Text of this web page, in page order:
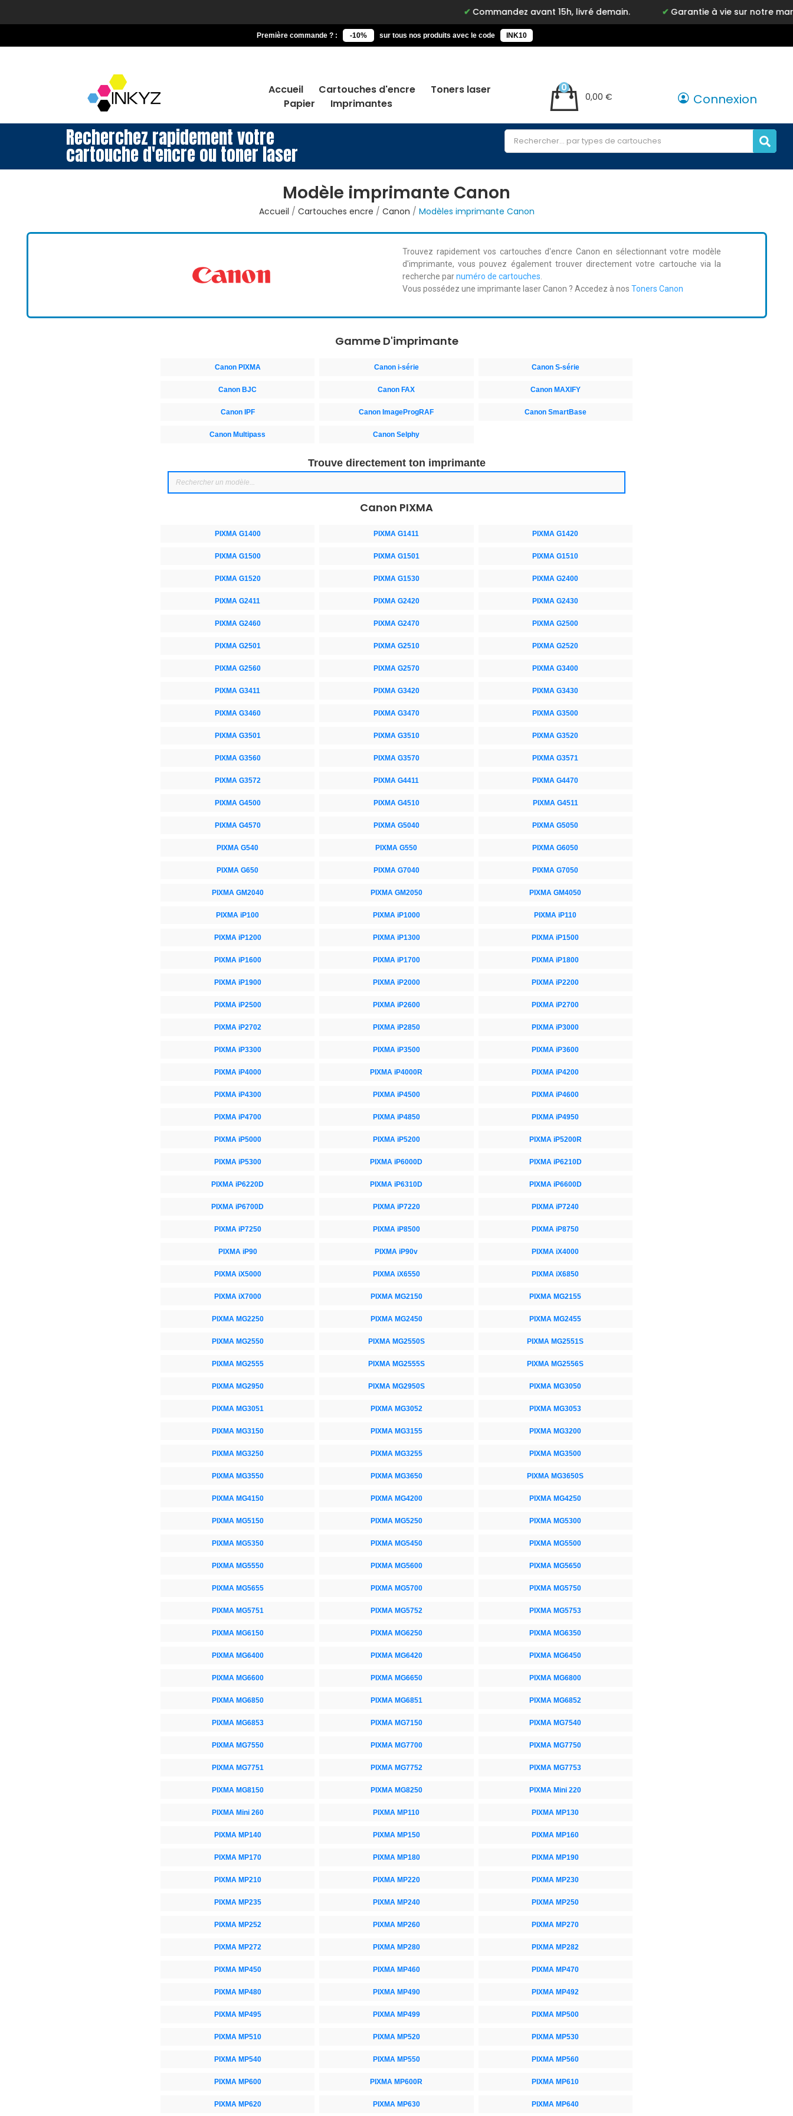
Commandez avant 15h, livré demain. Garantie à vie sur notre marque Inkyz
Première commande ? : -10% sur tous nos produits avec le code INK10
Accueil Cartouches d'encre
Toners laser
Papier
Imprimantes
0,00 €
0
Connexion
Recherchez rapidement votre
cartouche d'encre ou toner laser
Modèle imprimante Canon
Accueil Cartouches encre Canon Modèles imprimante Canon
Trouvez rapidement vos cartouches d'encre Canon en sélectionnant votre modèle
d'imprimante, vous pouvez également trouver directement votre cartouche via la
recherche parnuméro de cartouches
Vous possédez une imprimante laser Canon ? Accedez à nos Toners Canon
Gamme D'imprimante
Canon PIXMA Canon i-série Canon S-série
Canon BJC Canon FAX Canon MAXIFY
Canon IPF Canon ImageProgRAF Canon SmartBase
Canon Multipass Canon Selphy
Trouve directement ton imprimante
Canon PIXMA
PIXMA G1400 PIXMA G1411 PIXMA G1420
PIXMA G1500 PIXMA G1501 PIXMA G1510
PIXMA G1520 PIXMA G1530 PIXMA G2400
PIXMA G2411 PIXMA G2420 PIXMA G2430
PIXMA G2460 PIXMA G2470 PIXMA G2500
PIXMA G2501 PIXMA G2510 PIXMA G2520
PIXMA G2560 PIXMA G2570 PIXMA G3400
PIXMA G3411 PIXMA G3420 PIXMA G3430
PIXMA G3460 PIXMA G3470 PIXMA G3500
PIXMA G3501 PIXMA G3510 PIXMA G3520
PIXMA G3560 PIXMA G3570 PIXMA G3571
PIXMA G3572 PIXMA G4411 PIXMA G4470
PIXMA G4500 PIXMA G4510 PIXMA G4511
PIXMA G4570 PIXMA G5040 PIXMA G5050
PIXMA G540 PIXMA G550 PIXMA G6050
PIXMA G650 PIXMA G7040 PIXMA G7050
PIXMA GM2040 PIXMA GM2050 PIXMA GM4050
PIXMA iP100 PIXMA iP1000 PIXMA iP110
PIXMA iP1200 PIXMA iP1300 PIXMA iP1500
PIXMA iP1600 PIXMA iP1700 PIXMA iP1800
PIXMA iP1900 PIXMA iP2000 PIXMA iP2200
PIXMA iP2500 PIXMA iP2600 PIXMA iP2700
PIXMA iP2702 PIXMA iP2850 PIXMA iP3000
PIXMA iP3300 PIXMA iP3500 PIXMA iP3600
PIXMA iP4000 PIXMA iP4000R PIXMA iP4200
PIXMA iP4300 PIXMA iP4500 PIXMA iP4600
PIXMA iP4700 PIXMA iP4850 PIXMA iP4950
PIXMA iP5000 PIXMA iP5200 PIXMA iP5200R
PIXMA iP5300 PIXMA iP6000D PIXMA iP6210D
PIXMA iP6220D PIXMA iP6310D PIXMA iP6600D
PIXMA iP6700D PIXMA iP7220 PIXMA iP7240
PIXMA iP7250 PIXMA iP8500 PIXMA iP8750
PIXMA iP90 PIXMA iP90v PIXMA iX4000
PIXMA iX5000 PIXMA iX6550 PIXMA iX6850
PIXMA iX7000 PIXMA MG2150 PIXMA MG2155
PIXMA MG2250 PIXMA MG2450 PIXMA MG2455
PIXMA MG2550 PIXMA MG2550S PIXMA MG2551S
PIXMA MG2555 PIXMA MG2555S PIXMA MG2556S
PIXMA MG2950 PIXMA MG2950S PIXMA MG3050
PIXMA MG3051 PIXMA MG3052 PIXMA MG3053
PIXMA MG3150 PIXMA MG3155 PIXMA MG3200
PIXMA MG3250 PIXMA MG3255 PIXMA MG3500
PIXMA MG3550 PIXMA MG3650 PIXMA MG3650S
PIXMA MG4150 PIXMA MG4200 PIXMA MG4250
PIXMA MG5150 PIXMA MG5250 PIXMA MG5300
PIXMA MG5350 PIXMA MG5450 PIXMA MG5500
PIXMA MG5550 PIXMA MG5600 PIXMA MG5650
PIXMA MG5655 PIXMA MG5700 PIXMA MG5750
PIXMA MG5751 PIXMA MG5752 PIXMA MG5753
PIXMA MG6150 PIXMA MG6250 PIXMA MG6350
PIXMA MG6400 PIXMA MG6420 PIXMA MG6450
PIXMA MG6600 PIXMA MG6650 PIXMA MG6800
PIXMA MG6850 PIXMA MG6851 PIXMA MG6852
PIXMA MG6853 PIXMA MG7150 PIXMA MG7540
PIXMA MG7550 PIXMA MG7700 PIXMA MG7750
PIXMA MG7751 PIXMA MG7752 PIXMA MG7753
PIXMA MG8150 PIXMA MG8250 PIXMA Mini 220
PIXMA Mini 260 PIXMA MP110 PIXMA MP130
PIXMA MP140 PIXMA MP150 PIXMA MP160
PIXMA MP170 PIXMA MP180 PIXMA MP190
PIXMA MP210 PIXMA MP220 PIXMA MP230
PIXMA MP235 PIXMA MP240 PIXMA MP250
PIXMA MP252 PIXMA MP260 PIXMA MP270
PIXMA MP272 PIXMA MP280 PIXMA MP282
PIXMA MP450 PIXMA MP460 PIXMA MP470
PIXMA MP480 PIXMA MP490 PIXMA MP492
PIXMA MP495 PIXMA MP499 PIXMA MP500
PIXMA MP510 PIXMA MP520 PIXMA MP530
PIXMA MP540 PIXMA MP550 PIXMA MP560
PIXMA MP600 PIXMA MP600R PIXMA MP610
PIXMA MP620 PIXMA MP630 PIXMA MP640